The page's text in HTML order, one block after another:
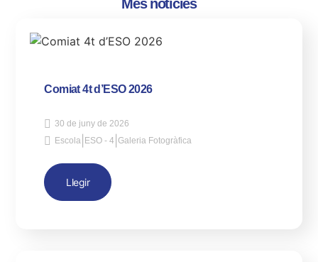
Més notícies
Comiat 4t d’ESO 2026
30 de juny de 2026
Escola ESO - 4 |Galeria Fotogràfica
Llegir